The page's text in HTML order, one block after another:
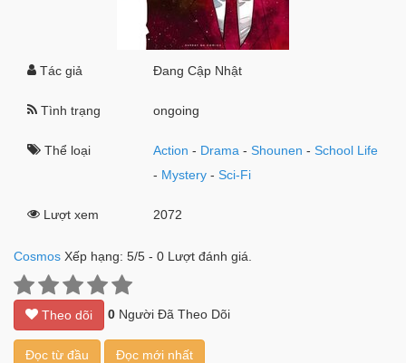
Tác giả Đang Cập Nhật
Tình trạng ongoing
Thể loại Action - Drama -Shounen -School Life
- Mystery -Sci-Fi
Lượt xem 2072
Cosmos Xếp hạng: 5/5 - 0 Lượt đánh giá.
Theo dõi 0 Người Đã Theo Dõi
Đọc từ đầu Đọc mới nhất